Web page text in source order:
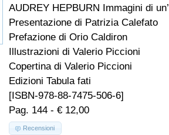
AUDREY HEPBURN Immagini di
Presentazione di Patrizia Calefato
Prefazione di Orio Caldiron
Illustrazioni di Valerio Piccioni
Copertina di Valerio Piccioni
Edizioni Tabula fati
[ISBN-978-88-7475-506-6]
Pag. 144 - € 12,00
Recensioni